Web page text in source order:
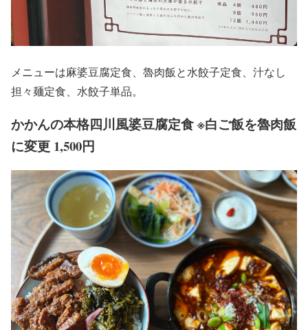
メニューは麻婆豆腐定食、魯肉飯と水餃子定食、汁なし
担々麺定食、水餃子単品。
かかんの本格四川風婆豆腐定食 ※白ご飯を魯肉飯
に変更 1,500円